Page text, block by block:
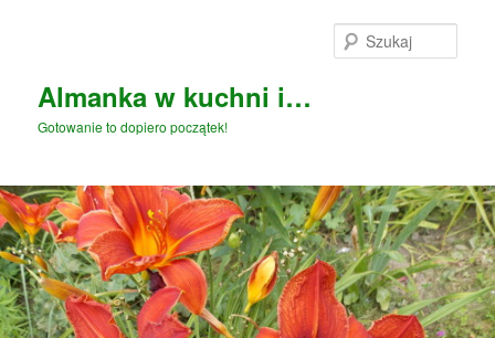
Almanka w kuchni i…
Gotowanie to dopiero początek!